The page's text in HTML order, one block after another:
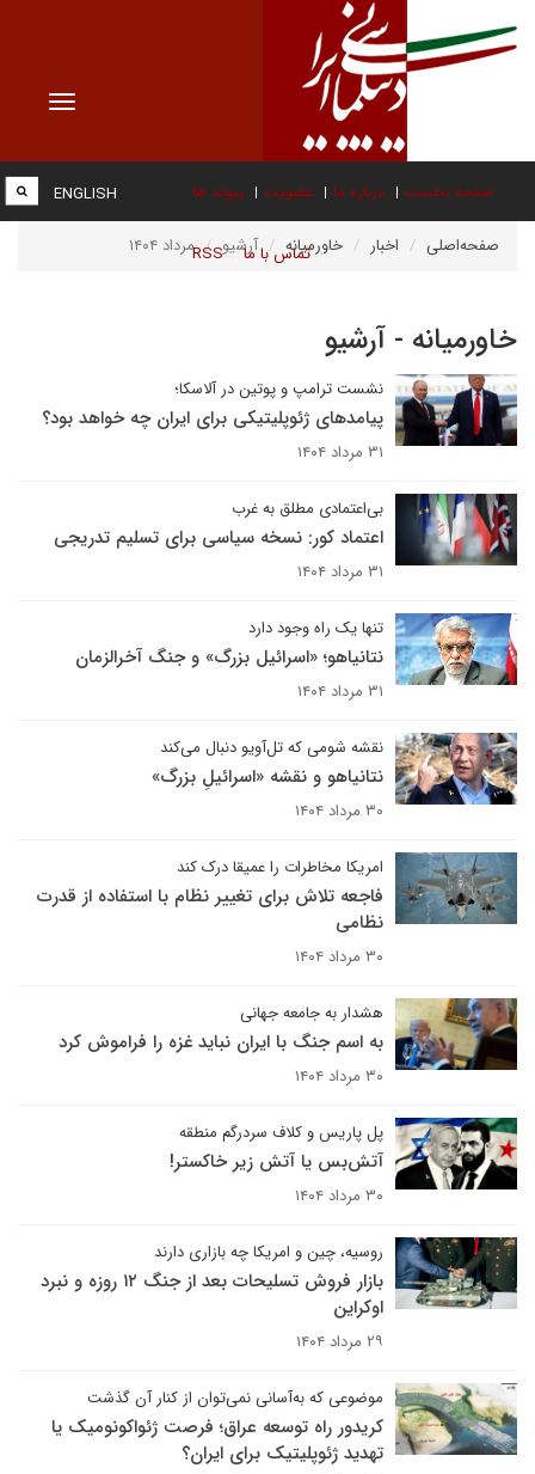
Toggle
صفحه نخست درباره ما عضویت پیوند ها
تماس با ما RSS
ENGLISH
صفحه‌اصلی اخبار خاورمیانه آرشیو مرداد ۱۴۰۴
خاورمیانه - آرشیو
نشست ترامپ و پوتین در آلاسکا؛
پیامدهای ژئوپلیتیکی برای ایران چه خواهد بود؟
۳۱ مرداد ۱۴۰۴
بی‌اعتمادی مطلق به غرب
اعتماد کور: نسخه سیاسی برای تسلیم تدریجی
۳۱ مرداد ۱۴۰۴
تنها یک راه وجود دارد
نتانیاهو؛ «اسرائیل بزرگ» و جنگ آخرالزمان
۳۱ مرداد ۱۴۰۴
نقشه شومی که تل‌آویو دنبال می‌کند
نتانیاهو و نقشه «اسرائیلِ بزرگ»
۳۰ مرداد ۱۴۰۴
امریکا مخاطرات را عمیقا درک کند
فاجعه تلاش برای تغییر نظام با استفاده از قدرت
نظامی
۳۰ مرداد ۱۴۰۴
هشدار به جامعه جهانی
به اسم جنگ با ایران نباید غزه را فراموش کرد
۳۰ مرداد ۱۴۰۴
پل پاریس و کلاف سردرگم منطقه
آتش‌بس یا آتش زیر خاکستر!
۳۰ مرداد ۱۴۰۴
روسیه، چین و امریکا چه بازاری دارند
بازار فروش تسلیحات بعد از جنگ‌ ۱۲ روزه و نبرد
اوکراین
۲۹ مرداد ۱۴۰۴
موضوعی که به‌آسانی نمی‌توان از کنار آن گذشت
کریدور راه توسعه عراق؛ فرصت ژئواکونومیک یا
تهدید ژئوپلیتیک برای ایران؟